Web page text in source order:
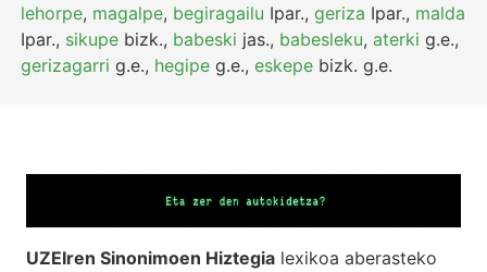
lehorpe, magalpe, begiragailu Ipar.,geriza Ipar., malda
Ipar., sikupe bizk., babeski jas., babesleku,aterki g.e.,
gerizagarri g.e., hegipe g.e.,eskepe bizk. g.e.
UZEIren Sinonimoen Hiztegia lexikoa aberasteko